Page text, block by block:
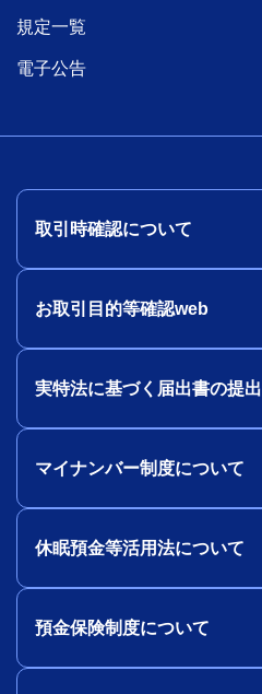
規定一覧
電子公告
取引時確認について
お取引目的等確認web
実特法に基づく届出書の提出
マイナンバー制度について
休眠預金等活用法について
預金保険制度について